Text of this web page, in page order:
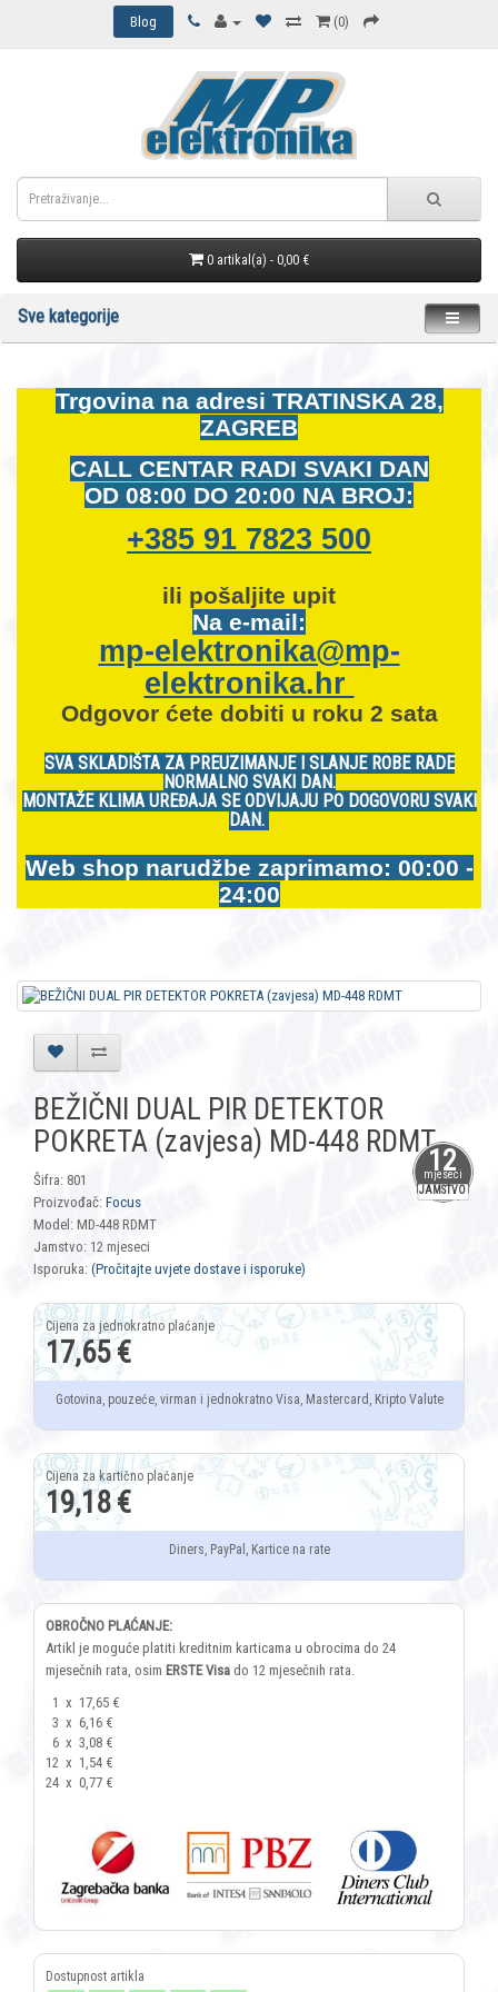
Blog (0)
0 artikal(a) - 0,00 €
Sve kategorije
Trgovina na adresi TRATINSKA 28,
ZAGREB
CALL CENTAR RADI SVAKI DAN
OD 08:00 DO 20:00 NA BROJ:
+385 91 7823 500
ili pošaljite upit
Na e-mail:
mp-elektronika@mp-
elektronika.hr
Odgovor ćete dobiti u roku 2 sata
SVA SKLADIŠTA ZA PREUZIMANJE I SLANJE ROBE RADE
NORMALNO SVAKI DAN.
MONTAŽE KLIMA UREĐAJA SE ODVIJAJU PO DOGOVORU SVAKI
DAN.
Web shop narudžbe zaprimamo: 00:00 -
24:00
12
mjeseci
JAMSTVO
BEŽIČNI DUAL PIR DETEKTOR
POKRETA (zavjesa) MD-448 RDMT
Šifra: 801
Proizvođač: Focus
Model: MD-448 RDMT
Jamstvo: 12 mjeseci
Isporuka: (Pročitajte uvjete dostave i isporuke)
17,65 €
Gotovina, pouzeće, virman i jednokratno Visa, Mastercard, Kripto Valute
19,18 €
Diners, PayPal, Kartice na rate
OBROČNO PLAĆANJE:
Artikl je moguće platiti kreditnim karticama u obrocima do 24
mjesečnih rata, osim ERSTE Visa do 12 mjesečnih rata.
1 x 17,65 €
3 x 6,16 €
6 x 3,08 €
12 x 1,54 €
24 x 0,77 €